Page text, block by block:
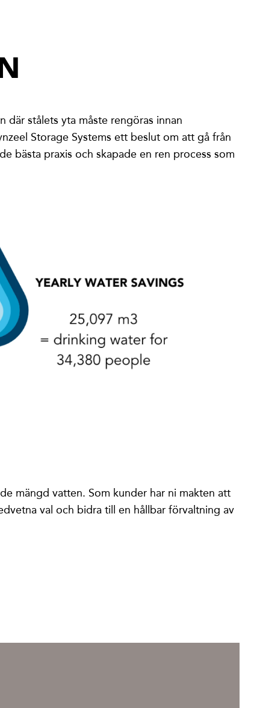
stålets yta måste rengöras innan
Storage Systems ett beslut om att gå från
bästa praxis och skapade en ren process som
mängd vatten. Som kunder har ni makten att
val och bidra till en hållbar förvaltning av